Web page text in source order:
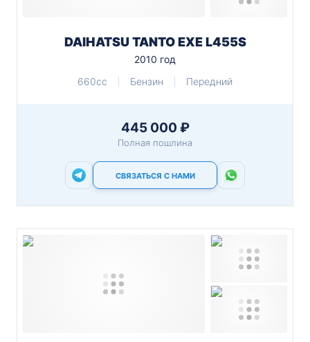
DAIHATSU TANTO EXE L455S
2010 год
660cc
Бензин Передний
445 000 ₽
Полная пошлина
СВЯЗАТЬСЯ С НАМИ